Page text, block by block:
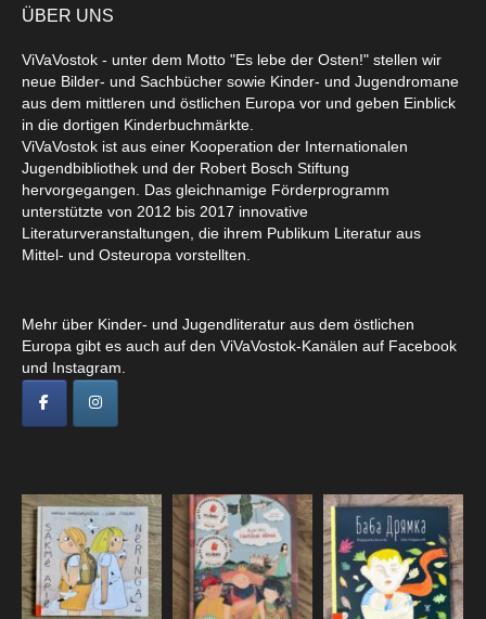
ÜBER UNS
ViVaVostok - unter dem Motto "Es lebe der Osten!" stellen wir
neue Bilder- und Sachbücher sowie Kinder- und Jugendromane
aus dem mittleren und östlichen Europa vor und geben Einblick
in die dortigen Kinderbuchmärkte.
ViVaVostok ist aus einer Kooperation der Internationalen
Jugendbibliothek und der Robert Bosch Stiftung
hervorgegangen. Das gleichnamige Förderprogramm
unterstützte von 2012 bis 2017 innovative
Literaturveranstaltungen, die ihrem Publikum Literatur aus
Mittel- und Osteuropa vorstellten.
Mehr über Kinder- und Jugendliteratur aus dem östlichen
Europa gibt es auch auf den ViVaVostok-Kanälen auf Facebook
und Instagram.